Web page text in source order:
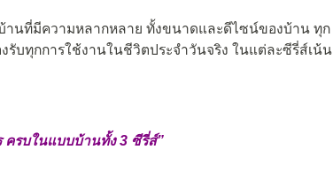
านที่มีความหลากหลาย ทั้งขนาดและดีไซน์ของบ้าน ทุก
บทุกการใช้งานในชีวิตประจำวันจริง ในแต่ละซีรี่ส์เน้น
ครบในแบบบ้านทั้ง 3 ซีรี่ส์”